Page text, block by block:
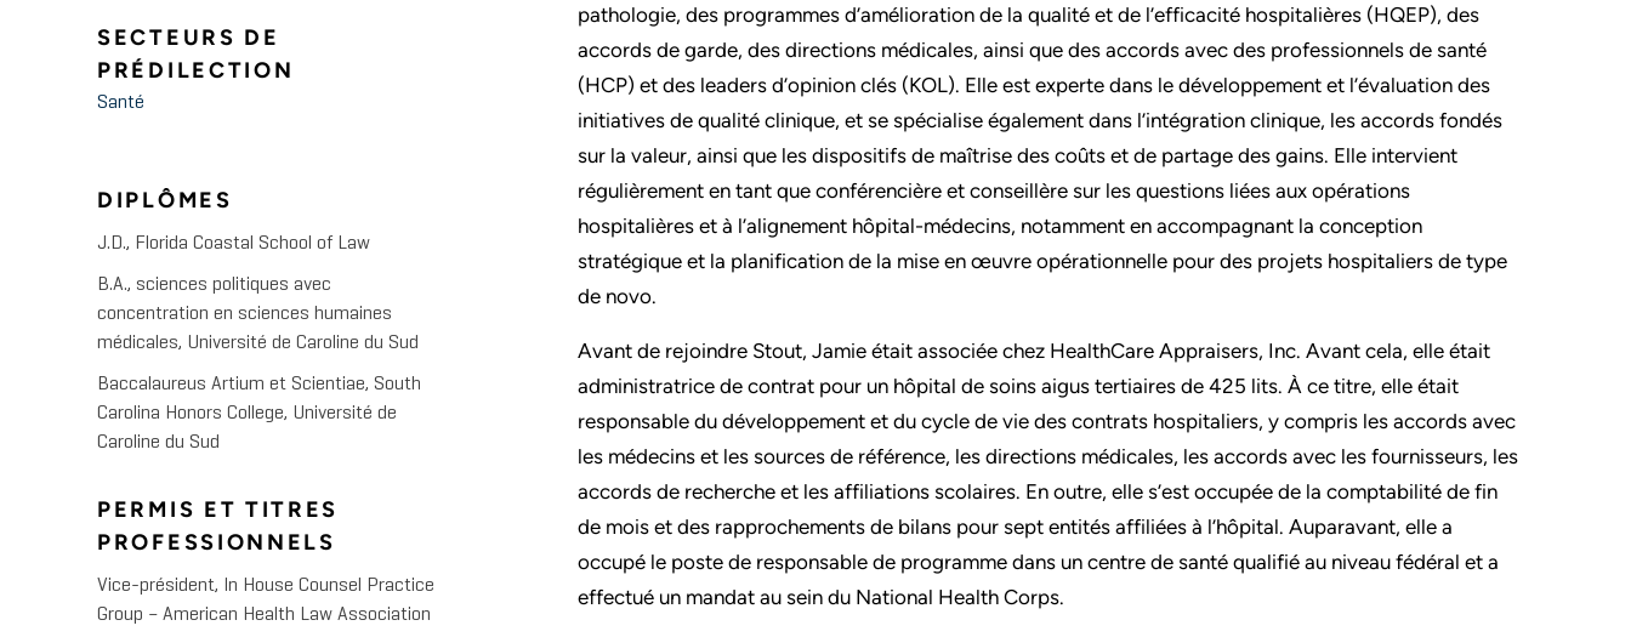
pathologie, des programmes d’amélioration de la qualité et de l’efficacité hospitalières (HQEP), des
accords de garde, des directions médicales, ainsi que des accords avec des professionnels de santé
(HCP) et des leaders d’opinion clés (KOL). Elle est experte dans le développement et l’évaluation des
initiatives de qualité clinique, et se spécialise également dans l’intégration clinique, les accords fondés
sur la valeur, ainsi que les dispositifs de maîtrise des coûts et de partage des gains. Elle intervient
régulièrement en tant que conférencière et conseillère sur les questions liées aux opérations
hospitalières et à l’alignement hôpital-médecins, notamment en accompagnant la conception
stratégique et la planification de la mise en œuvre opérationnelle pour des projets hospitaliers de type
de novo.
Avant de rejoindre Stout, Jamie était associée chez HealthCare Appraisers, Inc. Avant cela, elle était
administratrice de contrat pour un hôpital de soins aigus tertiaires de 425 lits. À ce titre, elle était
responsable du développement et du cycle de vie des contrats hospitaliers, y compris les accords avec
les médecins et les sources de référence, les directions médicales, les accords avec les fournisseurs, les
accords de recherche et les affiliations scolaires. En outre, elle s’est occupée de la comptabilité de fin
de mois et des rapprochements de bilans pour sept entités affiliées à l’hôpital. Auparavant, elle a
occupé le poste de responsable de programme dans un centre de santé qualifié au niveau fédéral et a
effectué un mandat au sein du National Health Corps.
SECTEURS DE
PRÉDILECTION
Santé
DIPLÔMES
J.D., Florida Coastal School of Law
B.A., sciences politiques avec
concentration en sciences humaines
médicales, Université de Caroline du Sud
Baccalaureus Artium et Scientiae, South
Carolina Honors College, Université de
Caroline du Sud
PERMIS ET TITRES
PROFESSIONNELS
Vice-président, In House Counsel Practice
Group – American Health Law Association